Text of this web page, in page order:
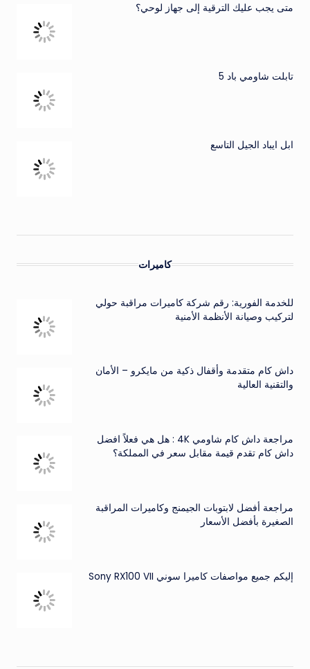
متى يجب عليك الترقية إلى جهاز لوحي؟
تابلت شاومي باد 5
ابل ايباد الجيل التاسع
كاميرات
للخدمة الفورية: رقم شركة كاميرات مراقبة حولي
لتركيب وصيانة الأنظمة الأمنية
داش كام متقدمة وأقفال ذكية من مايكرو – الأمان
والتقنية العالية
مراجعة داش كام شاومي 4K : هل هي فعلاً افضل
داش كام تقدم قيمة مقابل سعر في المملكة؟
مراجعة أفضل لابتوبات الجيمنج وكاميرات المراقبة
الصغيرة بأفضل الأسعار
إليكم جميع مواصفات كاميرا سوني Sony RX100 VII